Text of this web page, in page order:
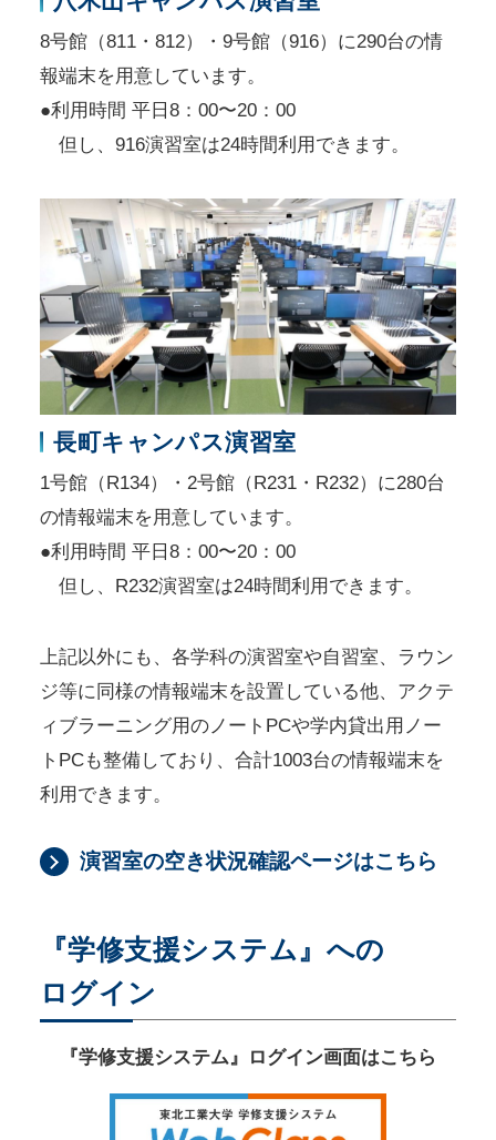
8号館（811・812）・9号館（916）に290台の情
報端末を用意しています。
●利用時間 平日8：00〜20：00
但し、916演習室は24時間利用できます。
長町キャンパス演習室
1号館（R134）・2号館（R231・R232）に280台
の情報端末を用意しています。
●利用時間 平日8：00〜20：00
但し、R232演習室は24時間利用できます。
上記以外にも、各学科の演習室や自習室、ラウン
ジ等に同様の情報端末を設置している他、アクテ
ィブラーニング用のノートPCや学内貸出用ノー
トPCも整備しており、合計1003台の情報端末を
利用できます。
演習室の空き状況確認ページはこちら
『学修支援システム』への
ログイン
『学修支援システム』ログイン画面はこちら